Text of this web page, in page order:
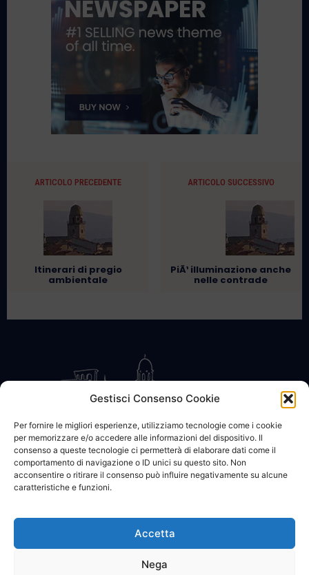
Gestisci Consenso Cookie
Per fornire le migliori esperienze, utilizziamo tecnologie come i cookie
per memorizzare e/o accedere alle informazioni del dispositivo. Il
consenso a queste tecnologie ci permetterà di elaborare dati come il
comportamento di navigazione o ID unici su questo sito. Non
acconsentire o ritirare il consenso può influire negativamente su alcune
caratteristiche e funzioni.
Accetta
Nega
ARTICOLO PRECEDENTE
Itinerari di pregio
ambientale
ARTICOLO SUCCESSIVO
PiÃ¹ illuminazione anche
nelle contrade
CONTATTACI COOKIE POLICY PRIVACY
© 2002 - 2026 SanBartolomeo.info :::: powered by Go Web snc |